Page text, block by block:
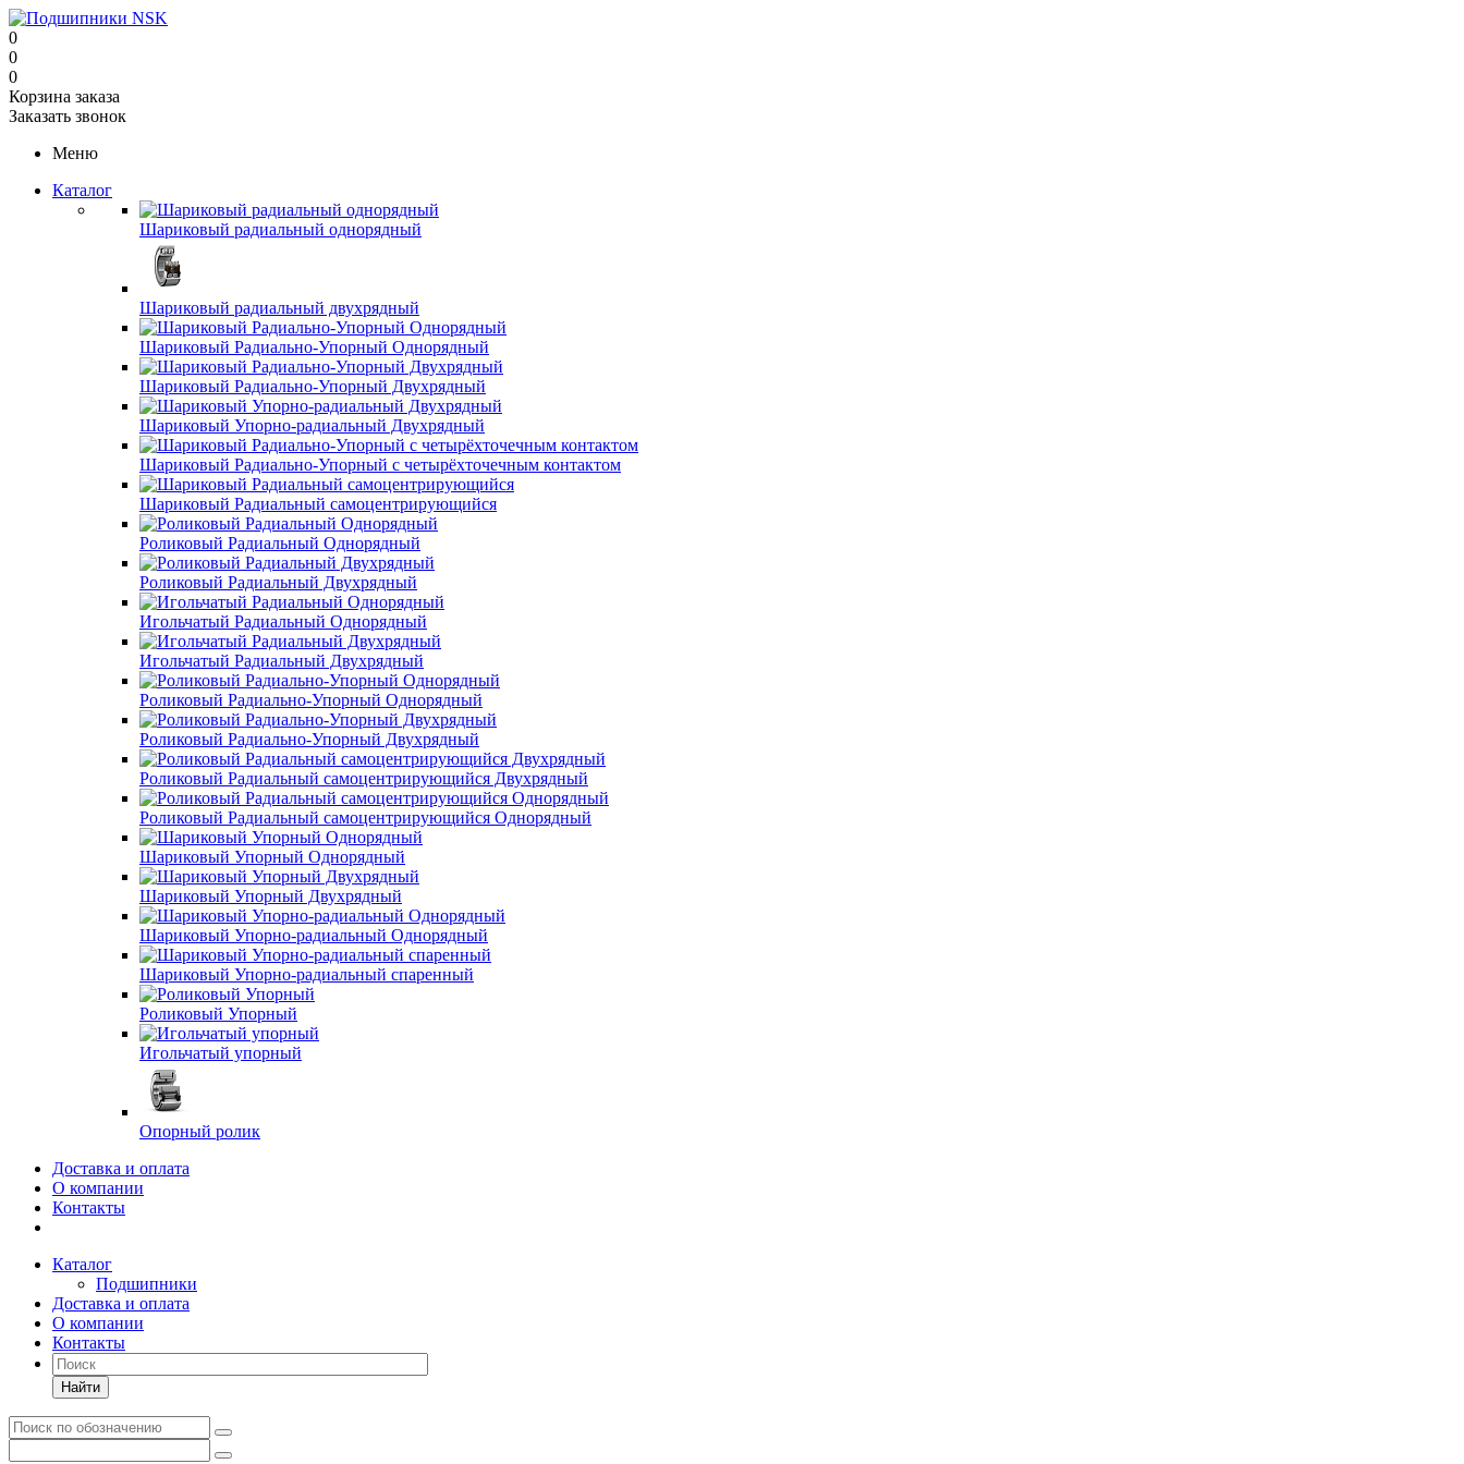
0
0
0
Корзина заказа
Заказать звонок
Меню
Каталог
Шариковый радиальный однорядный
Шариковый радиальный двухрядный
Шариковый Радиально-Упорный Однорядный
Шариковый Радиально-Упорный Двухрядный
Шариковый Упорно-радиальный Двухрядный
Шариковый Радиально-Упорный с четырёхточечным контактом
Шариковый Радиальный самоцентрирующийся
Роликовый Радиальный Однорядный
Роликовый Радиальный Двухрядный
Игольчатый Радиальный Однорядный
Игольчатый Радиальный Двухрядный
Роликовый Радиально-Упорный Однорядный
Роликовый Радиально-Упорный Двухрядный
Роликовый Радиальный самоцентрирующийся Двухрядный
Роликовый Радиальный самоцентрирующийся Однорядный
Шариковый Упорный Однорядный
Шариковый Упорный Двухрядный
Шариковый Упорно-радиальный Однорядный
Шариковый Упорно-радиальный спаренный
Роликовый Упорный
Игольчатый упорный
Опорный ролик
Доставка и оплата
О компании
Контакты
Каталог
Подшипники
Доставка и оплата
О компании
Контакты
Найти